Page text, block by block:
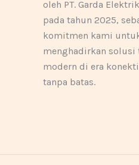
oleh PT. Garda
pada tahun 2025,
komitmen kami
menghadirkan solusi
modern di era
tanpa batas.